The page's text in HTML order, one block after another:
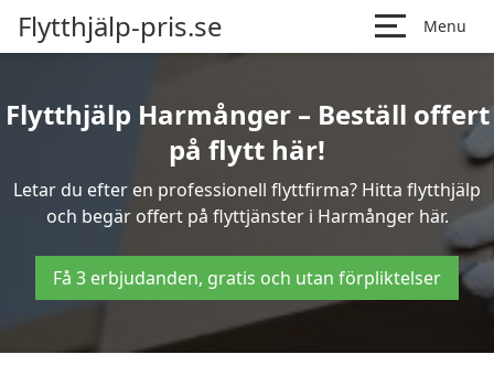
Flytthjälp-pris.se Menu
Flytthjälp Harmånger – Beställ offert
på flytt här!
Letar du efter en professionell flyttfirma? Hitta flytthjälp
och begär offert på flyttjänster i Harmånger här.
Få 3 erbjudanden, gratis och utan förpliktelser